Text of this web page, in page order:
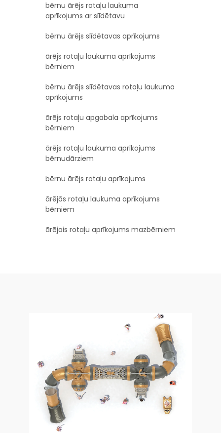
bērnu ārējs rotaļu laukuma
aprīkojums ar slīdētavu
bērnu ārējs slīdētavas aprīkojums
ārējs rotaļu laukuma aprīkojums
bērniem
bērnu ārējs slīdētavas rotaļu laukuma
aprīkojums
ārējs rotaļu apgabala aprīkojums
bērniem
ārējs rotaļu laukuma aprīkojums
bērnudārziem
bērnu ārējs rotaļu aprīkojums
ārējās rotaļu laukuma aprīkojums
bērniem
ārējais rotaļu aprīkojums mazbērniem